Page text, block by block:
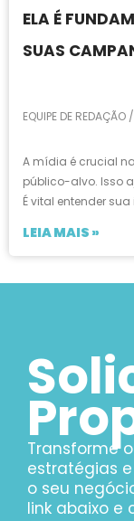
ELA É
SUAS
EQUIPE DE REDAÇÃO
A mídia é crucial
público-alvo. Isso
É vital entender
LEIA MAIS »
Transforme
estratégias
o seu
link abaixo e